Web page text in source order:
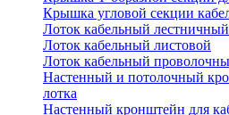
Крышка угловой секции
Лоток кабельный лестничный
Лоток кабельный листовой
Лоток кабельный
Настенный и потолочный
лотка
Настенный кронштейн для